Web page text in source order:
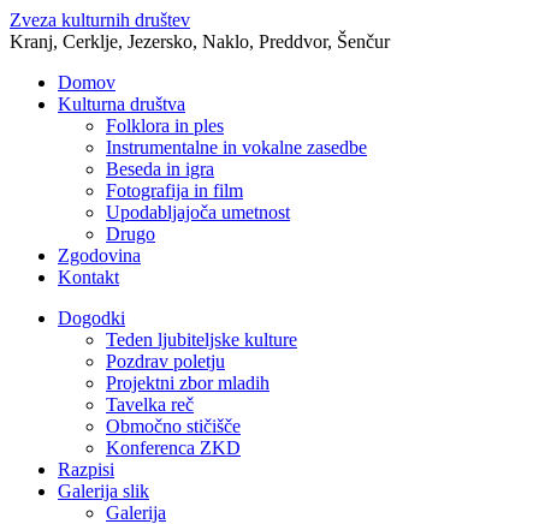
Zveza kulturnih društev
Kranj, Cerklje, Jezersko, Naklo, Preddvor, Šenčur
Domov
Kulturna društva
Folklora in ples
Instrumentalne in vokalne zasedbe
Beseda in igra
Fotografija in film
Upodabljajoča umetnost
Drugo
Zgodovina
Kontakt
Dogodki
Teden ljubiteljske kulture
Pozdrav poletju
Projektni zbor mladih
Tavelka reč
Območno stičišče
Konferenca ZKD
Razpisi
Galerija slik
Galerija